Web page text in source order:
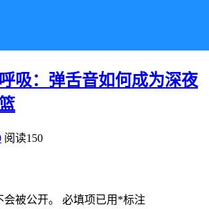
吸：弹舌音如何成为深夜
阅读150
被公开。 必填项已用 *标注